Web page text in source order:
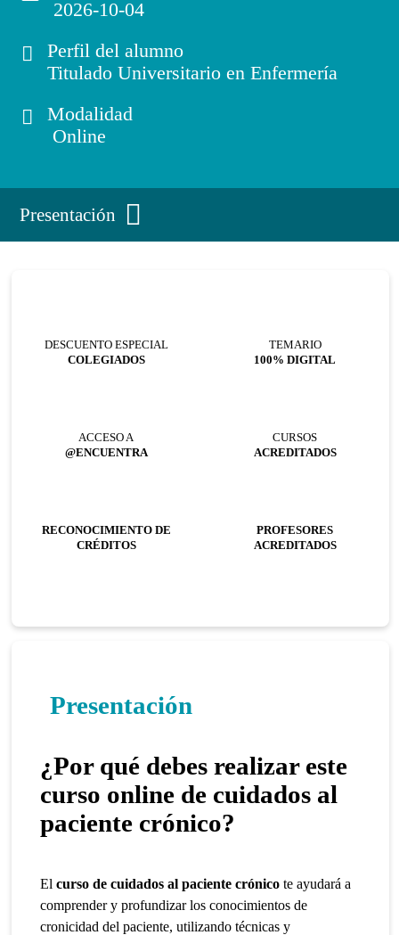
2026-10-04
Perfil del alumno
Titulado Universitario en Enfermería
Modalidad
Online
Presentación
DESCUENTO ESPECIAL
COLEGIADOS
TEMARIO
100% DIGITAL
ACCESO A
@ENCUENTRA
CURSOS
ACREDITADOS
RECONOCIMIENTO DE
CRÉDITOS
PROFESORES
ACREDITADOS
Presentación
¿Por qué debes realizar este
curso online de cuidados al
paciente crónico?
Elcurso de cuidados al paciente crónico te ayudará a
comprender y profundizar los conocimientos de
cronicidad del paciente, utilizando técnicas y